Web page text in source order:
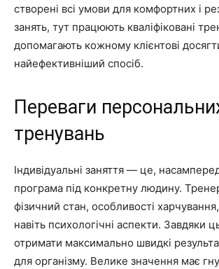
створені всі умови для комфортних і
занять, тут працюють кваліфіковані
допомагають кожному клієнтові
найефективніший спосіб.
Переваги
тренувань
Індивідуальні заняття — це,
програма під конкретну людину.
фізичний стан, особливості
навіть психологічні аспекти. Завдяки
отримати максимально швидкі
для організму. Велике значення має